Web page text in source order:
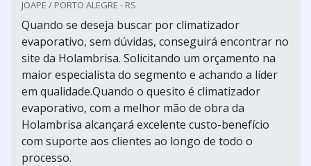
JOAPE / PORTO ALEGRE - RS
Quando se deseja buscar por climatizador
evaporativo, sem dúvidas, conseguirá encontrar no
site da Holambrisa. Solicitando um orçamento na
maior especialista do segmento e achando a líder
em qualidade.Quando o quesito é climatizador
evaporativo, com a melhor mão de obra da
Holambrisa alcançará excelente custo-benefício
com suporte aos clientes ao longo de todo o
processo.